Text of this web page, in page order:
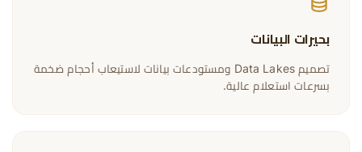
بحيرات البيانات
تصميم Data Lakes ومستودعات بيانات لاستيعاب أحجام ضخمة
بسرعات استعلام عالية.